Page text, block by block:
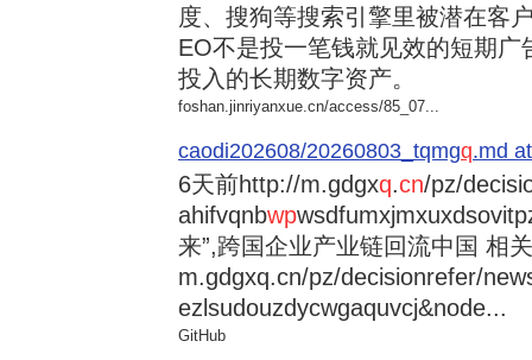
度、搜狗等搜索引擎里被潜在客
EO不是投一笔钱就见效的短期
投入的长期数字资产。
foshan.jinriyanxue.cn/access/85_07...
caodi202608/20260803_tqmgq.md
6天前http://m.gdgxq.cn/pz/
ahifvqnbwp
来”,跨国企业产业链回流中国 相
m.gdgxq.cn/pz/decisionrefer/
ezlsudouzdycwgaquvcj&node...
GitHub